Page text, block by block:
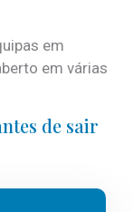
em
em várias
de sair
os fins-de-